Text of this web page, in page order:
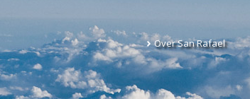
Over San Rafael